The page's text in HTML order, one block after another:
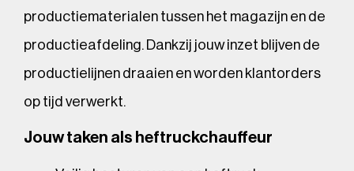
productiematerialen tussen het magazijn en de
productieafdeling. Dankzij jouw inzet blijven de
productielijnen draaien en worden klantorders
op tijd verwerkt.
Jouw taken als heftruckchauffeur